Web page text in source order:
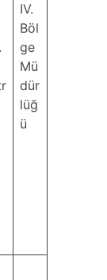
IV.
Böl
ge
Mü
dür
lüğ
ü